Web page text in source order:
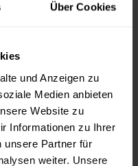
Über Cookies
und Anzeigen zu
Medien anbieten
Website zu
Informationen zu Ihrer
unsere Partner für
weiter. Unsere